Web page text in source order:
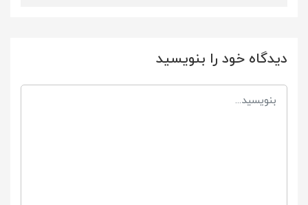
دیدگاه خود را بنویسید